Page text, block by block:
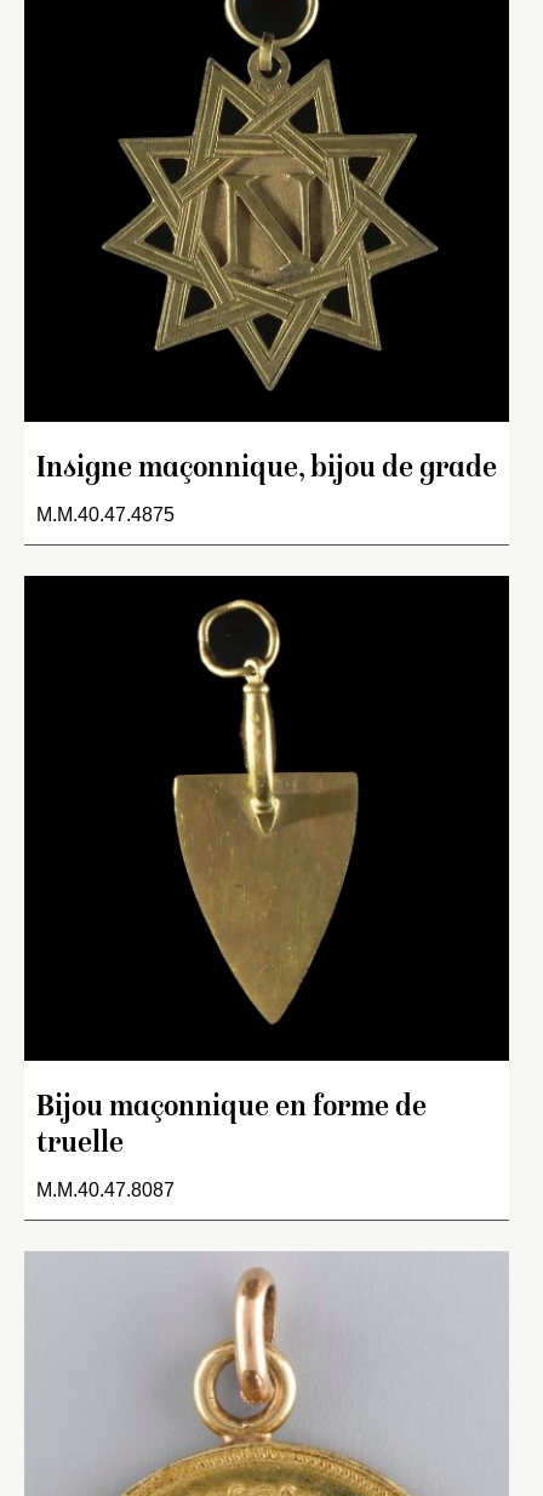
Insigne maçonnique, bijou de grade
M.M.40.47.4875
Bijou maçonnique en forme de
truelle
M.M.40.47.8087